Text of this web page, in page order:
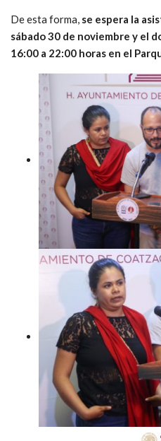
De esta forma, se espera la
sábado 30 de noviembre y el
16:00 a 22:00 horas en el